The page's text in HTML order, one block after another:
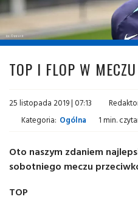
fot. © inter.it
TOP I FLOP W
25 listopada 2019 | 07:13
Kategoria: Ogólna 1 min.
Oto naszym zdaniem
sobotniego meczu
TOP